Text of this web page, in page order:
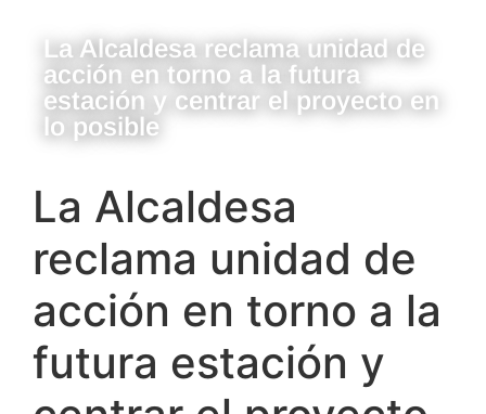
La Alcaldesa reclama unidad de
acción en torno a la futura
estación y centrar el proyecto en
lo posible
La Alcaldesa
reclama unidad de
acción en torno a la
futura estación y